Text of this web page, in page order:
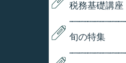
税務基礎講座
旬の特集